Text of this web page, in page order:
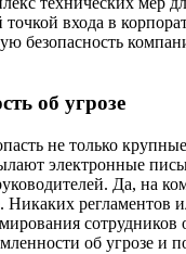
точкой входа в
безопасность
об угрозе
не только
электронные
Да, на
Никаких
сотрудников
об угрозе и